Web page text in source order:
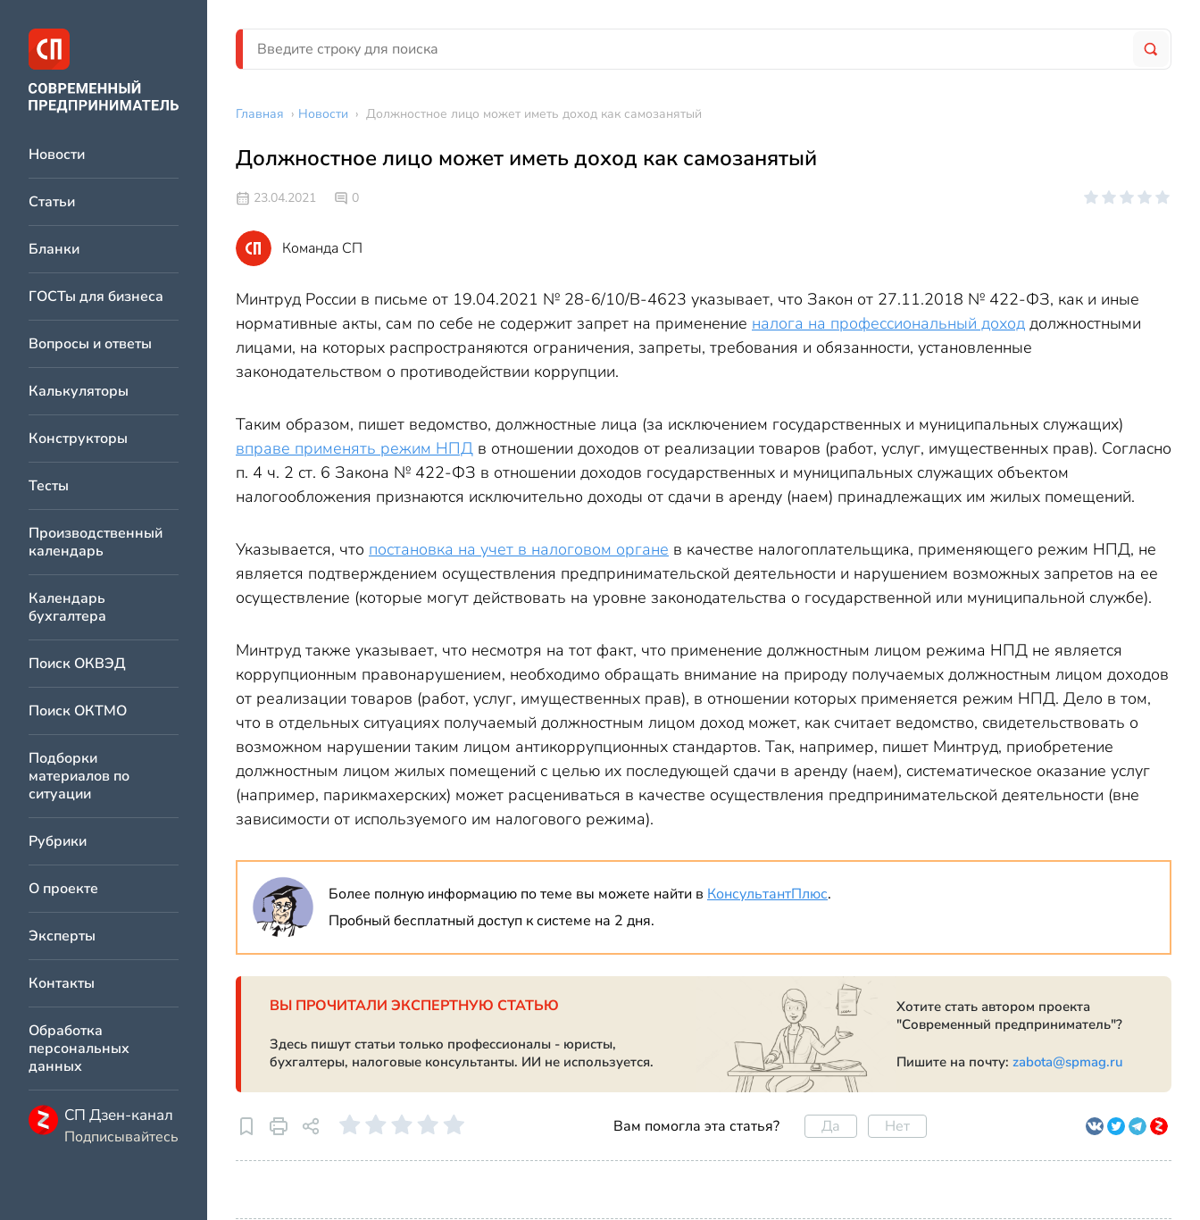
Новости
Статьи
Бланки
ГОСТы для бизнеса
Вопросы и ответы
Калькуляторы
Конструкторы
Тесты
Производственный
календарь
Календарь
бухгалтера
Поиск ОКВЭД
Поиск ОКТМО
Подборки
материалов по
ситуации
Рубрики
О проекте
Эксперты
Контакты
Обработка
персональных
данных
СП Дзен-канал
Подписывайтесь
Главная › Новости › Должностное лицо может иметь доход как самозанятый
Должностное лицо может иметь доход как самозанятый
23.04.2021 0
Команда СП
Минтруд России в письме от 19.04.2021 № 28-6/10/В-4623 указывает, что Закон от 27.11.2018 № 422-ФЗ, как и иные
нормативные акты, сам по себе не содержит запрет на применение налога на профессиональный доход должностными
лицами, на которых распространяются ограничения, запреты, требования и обязанности, установленные
законодательством о противодействии коррупции.
Таким образом, пишет ведомство, должностные лица (за исключением государственных и муниципальных служащих)
вправе применять режим НПД в отношении доходов от реализации товаров (работ, услуг, имущественных прав). Согласно
п. 4 ч. 2 ст. 6 Закона № 422-ФЗ в отношении доходов государственных и муниципальных служащих объектом
налогообложения признаются исключительно доходы от сдачи в аренду (наем) принадлежащих им жилых помещений.
Указывается, что постановка на учет в налоговом органе в качестве налогоплательщика, применяющего режим НПД, не
является подтверждением осуществления предпринимательской деятельности и нарушением возможных запретов на ее
осуществление (которые могут действовать на уровне законодательства о государственной или муниципальной службе).
Минтруд также указывает, что несмотря на тот факт, что применение должностным лицом режима НПД не является
коррупционным правонарушением, необходимо обращать внимание на природу получаемых должностным лицом доходов
от реализации товаров (работ, услуг, имущественных прав), в отношении которых применяется режим НПД. Дело в том,
что в отдельных ситуациях получаемый должностным лицом доход может, как считает ведомство, свидетельствовать о
возможном нарушении таким лицом антикоррупционных стандартов. Так, например, пишет Минтруд, приобретение
должностным лицом жилых помещений с целью их последующей сдачи в аренду (наем), систематическое оказание услуг
(например, парикмахерских) может расцениваться в качестве осуществления предпринимательской деятельности (вне
зависимости от используемого им налогового режима).
Более полную информацию по теме вы можете найти в КонсультантПлюс.
Пробный бесплатный доступ к системе на 2 дня.
ВЫ ПРОЧИТАЛИ ЭКСПЕРТНУЮ СТАТЬЮ
Здесь пишут статьи только профессионалы - юристы,
бухгалтеры, налоговые консультанты. ИИ не используется.
Хотите стать автором проекта
"Современный предприниматель"?
Пишите на почту:zabota@spmag.ru
Вам помогла эта статья? Да Нет